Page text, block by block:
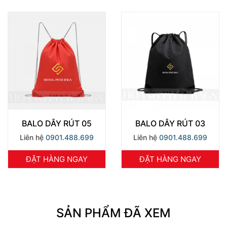
BALO DÂY RÚT 05
Liên hệ 0901.488.699
ĐẶT HÀNG NGAY
BALO DÂY RÚT 03
Liên hệ 0901.488.699
ĐẶT HÀNG NGAY
SẢN PHẨM ĐÃ XEM